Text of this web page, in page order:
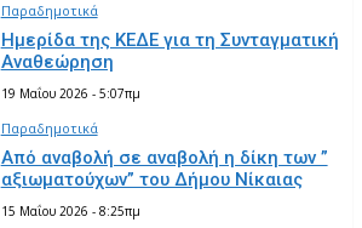
Παραδημοτικά
Ημερίδα της ΚΕΔΕ για τη Συνταγματική
Αναθεώρηση
19 Μαΐου 2026 - 5:07πμ
Παραδημοτικά
Από αναβολή σε αναβολή η δίκη των ”
αξιωματούχων” του Δήμου Νίκαιας
15 Μαΐου 2026 - 8:25πμ